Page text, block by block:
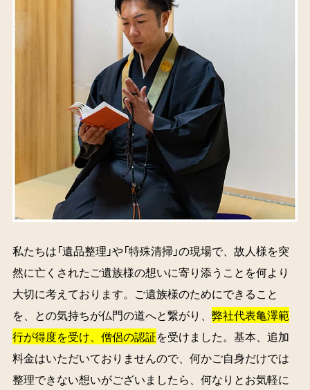
私たちは「遺品整理」や「特殊清掃」の現場で、故人様を突
然に亡くされたご遺族様の想いに寄り添うことを何より
大切に考えております。ご遺族様のためにできること
を、との気持ちが仏門の道へと繋がり、 弊社代表亀澤範
行が得度を受け、僧侶の認証を受けました。基本、追加
料金はいただいておりませんので、何かご自身だけでは
整理できない想いがございましたら、何なりとお気軽に